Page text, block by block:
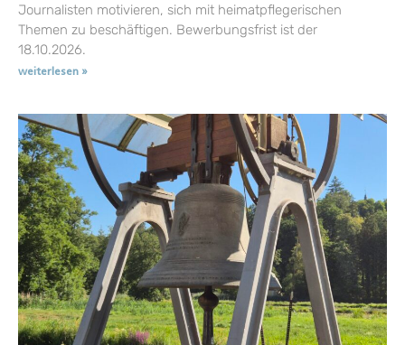
Journalisten motivieren, sich mit heimatpflegerischen
Themen zu beschäftigen. Bewerbungsfrist ist der
18.10.2026.
weiterlesen »